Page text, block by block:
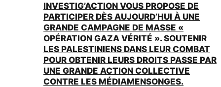
INVESTIG’ACTION VOUS PROPOSE DE
PARTICIPER DÈS AUJOURD’HUI À UNE
GRANDE CAMPAGNE DE MASSE «
OPÉRATION GAZA VÉRITÉ ». SOUTENIR
LES PALESTINIENS DANS LEUR COMBAT
POUR OBTENIR LEURS DROITS PASSE PAR
UNE GRANDE ACTION COLLECTIVE
CONTRE LES MÉDIAMENSONGES.